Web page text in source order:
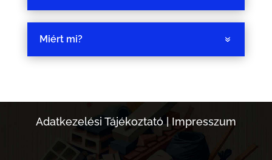
Miért mi?
Adatkezelési Tájékoztató | Impresszum